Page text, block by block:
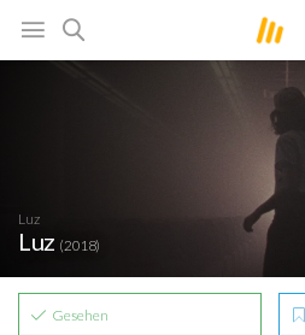
Luz
Luz (2018)
Gesehen